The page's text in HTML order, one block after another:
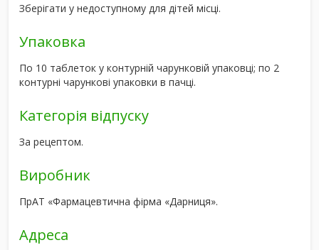
Зберігати у недоступному для дітей місці.
Упаковка
По 10 таблеток у контурній чарунковій упаковці; по 2
контурні чарункові упаковки в пачці.
Категорія відпуску
За рецептом.
Виробник
ПрАТ «Фармацевтична фірма «Дарниця».
Адреса